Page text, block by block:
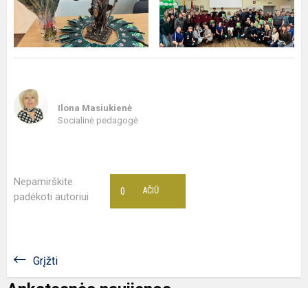
Ilona Masiukienė
Socialinė pedagogė
Nepamirškite
padėkoti autoriui
AČIŪ
0
Grįžti